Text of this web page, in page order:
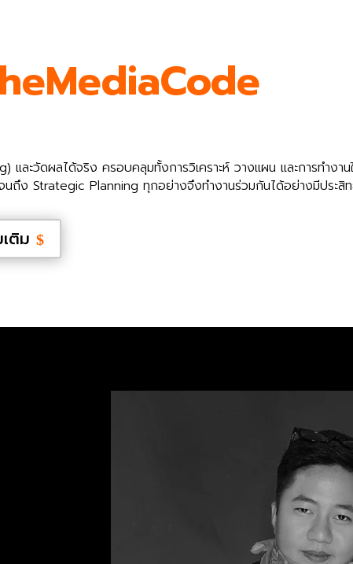
ะวัดผลได้จริง ครอบคลุมทั้งการวิเคราะห์ วางแผน และการทำงา
ง Strategic Planning ทุกอย่างจึงทำงานร่วมกันได้อย่างมีประสิ
ติม $